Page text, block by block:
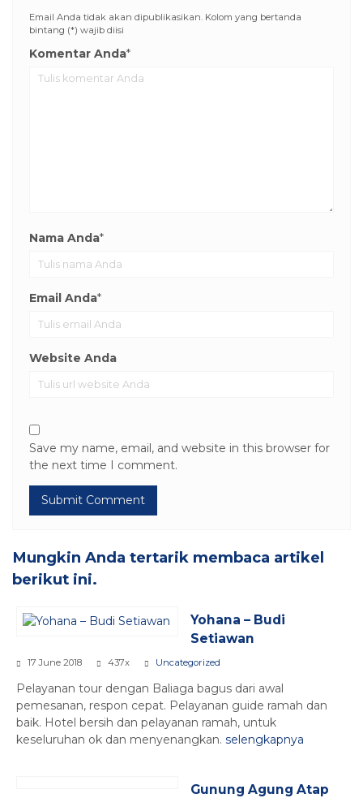
Email Anda tidak akan dipublikasikan. Kolom yang bertanda
bintang (*) wajib diisi
Komentar Anda*
Nama Anda*
Email Anda*
Website Anda
Save my name, email, and website in this browser for
the next time I comment.
Mungkin Anda tertarik membaca artikel
berikut ini.
Yohana – Budi
Setiawan
17 June 2018 437x Uncategorized
Pelayanan tour dengan Baliaga bagus dari awal
pemesanan, respon cepat. Pelayanan guide ramah dan
baik. Hotel bersih dan pelayanan ramah, untuk
keseluruhan ok dan menyenangkan. selengkapnya
Gunung Agung Atap